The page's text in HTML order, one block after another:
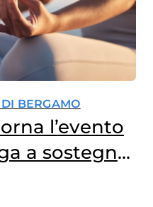
BERGAMO
l’evento
a sostegno
femminile